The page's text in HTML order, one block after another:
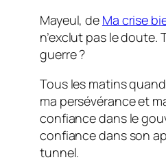
Mayeul, de Ma crise
n’exclut pas le
guerre ?
Tous les matins
ma persévérance et
confiance dans le
confiance dans son
tunnel.